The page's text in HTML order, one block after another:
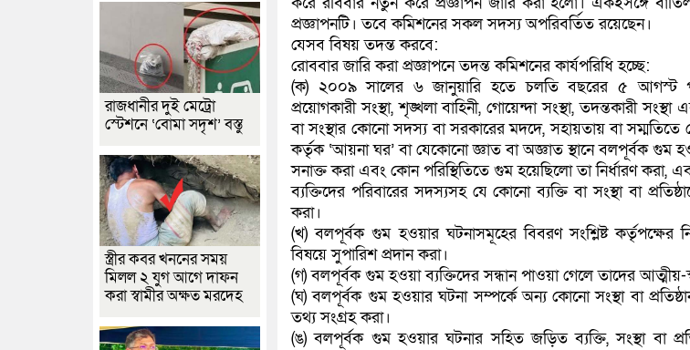
প্রজ্ঞাপনটি। তবে কমিশনের সকল সদস্য অপরিবর্তিত রয়েছেন।
যেসব বিষয় তদন্ত করবে:
রোববার জারি করা প্রজ্ঞাপনে তদন্ত কমিশনের কার্যপরিধি হচ্ছে:
(ক) ২০০৯ সালের ৬ জানুয়ারি হতে চলতি বছরের ৫ আগস্ট
প্রয়োগকারী সংস্থা, শৃঙ্খলা বাহিনী, গোয়েন্দা সংস্থা, তদন্তকারী
বা সংস্থার কোনো সদস্য বা সরকারের মদদে, সহায়তায় বা সম্মতিতে
কর্তৃক ‘আয়না ঘর’ বা যেকোনো জ্ঞাত বা অজ্ঞাত স্থানে বলপূর্বক গুম
সনাক্ত করা এবং কোন পরিস্থিতিতে গুম হয়েছিলো তা নির্ধারণ করা,
ব্যক্তিদের পরিবারের সদস্যসহ যে কোনো ব্যক্তি বা সংস্থা বা
করা।
(খ) বলপূর্বক গুম হওয়ার ঘটনাসমূহের বিবরণ সংশ্লিষ্ট
বিষয়ে সুপারিশ প্রদান করা।
(গ) বলপূর্বক গুম হওয়া ব্যক্তিদের সন্ধান পাওয়া গেলে তাদের
(ঘ) বলপূর্বক গুম হওয়ার ঘটনা সম্পর্কে অন্য কোনো সংস্থা বা
তথ্য সংগ্রহ করা।
(ঙ) বলপূর্বক গুম হওয়ার ঘটনার সহিত জড়িত ব্যক্তি, সংস্থা বা
রাজধানীর দুই মেট্রো
স্টেশনে ‘বোমা সদৃশ’ বস্তু
স্ত্রীর কবর খননের সময়
মিলল ২ যুগ আগে দাফন
করা স্বামীর অক্ষত মরদেহ